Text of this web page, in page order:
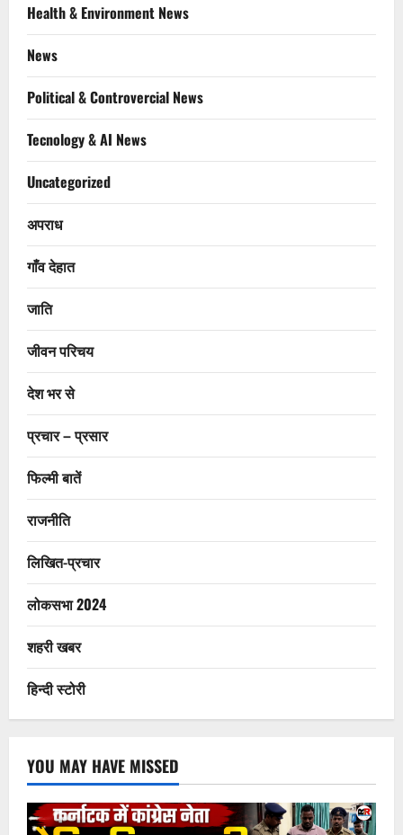
Health & Environment News
News
Political & Controvercial News
Tecnology & AI News
Uncategorized
अपराध
गाँव देहात
जाति
जीवन परिचय
देश भर से
प्रचार – प्रसार
फिल्मी बातें
राजनीति
लिखित-प्रचार
लोकसभा 2024
शहरी खबर
हिन्दी स्टोरी
YOU MAY HAVE MISSED